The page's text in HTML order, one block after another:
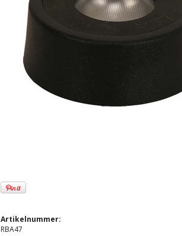
Artikelnummer:
RBA47